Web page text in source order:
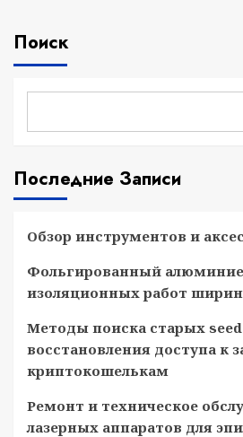
Поиск
Последние Записи
Обзор инструментов и
Фольгированный
изоляционных работ
Методы поиска старых
восстановления доступа к
криптокошелькам
Ремонт и техническое
лазерных аппаратов для